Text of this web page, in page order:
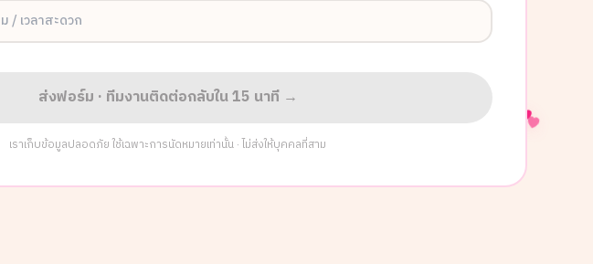
ส่งฟอร์ม · ทีมงานติดต่อกลับใน 15 นาที →
เราเก็บข้อมูลปลอดภัย ใช้เฉพาะการนัดหมายเท่านั้น · ไม่ส่งให้บุคคลที่สาม